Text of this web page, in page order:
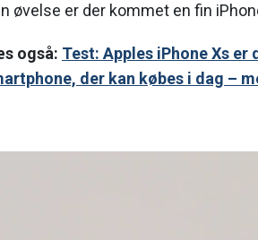
øvelse er der kommet en fin
også: Test: Apples iPhone Xs er
der kan købes i dag –